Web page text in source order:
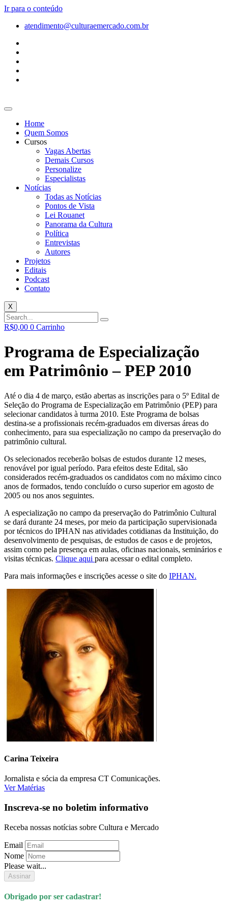
Ir para o conteúdo
atendimento@culturaemercado.com.br
Home
Quem Somos
Cursos
Vagas Abertas
Demais Cursos
Personalize
Especialistas
Notícias
Todas as Notícias
Pontos de Vista
Lei Rouanet
Panorama da Cultura
Política
Entrevistas
Autores
Projetos
Editais
Podcast
Contato
X
R$0,00 0 Carrinho
Programa de Especialização
em Patrimônio – PEP 2010
Até o dia 4 de março, estão abertas as inscrições para o 5º Edital de
Seleção do Programa de Especialização em Patrimônio (PEP) para
selecionar candidatos à turma 2010. Este Programa de bolsas
destina-se a profissionais recém-graduados em diversas áreas do
conhecimento, para sua especialização no campo da preservação do
patrimônio cultural.
Os selecionados receberão bolsas de estudos durante 12 meses,
renovável por igual período. Para efeitos deste Edital, são
considerados recém-graduados os candidatos com no máximo cinco
anos de formados, tendo concluído o curso superior em agosto de
2005 ou nos anos seguintes.
A especialização no campo da preservação do Patrimônio Cultural
se dará durante 24 meses, por meio da participação supervisionada
por técnicos do IPHAN nas atividades cotidianas da Instituição, do
desenvolvimento de pesquisas, de estudos de casos e de projetos,
assim como pela presença em aulas, oficinas nacionais, seminários e
visitas técnicas. Clique aqui para acessar o edital completo.
Para mais informações e inscrições acesse o site do IPHAN.
Carina Teixeira
Jornalista e sócia da empresa CT Comunicações.
Ver Matérias
Inscreva-se no boletim informativo
Receba nossas notícias sobre Cultura e Mercado
Email
Nome
Please wait...
Assinar
Obrigado por ser cadastrar!